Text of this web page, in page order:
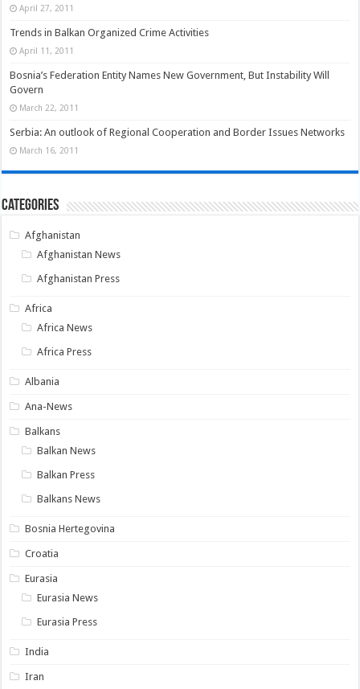
April 27, 2011
Trends in Balkan Organized Crime Activities
April 11, 2011
Bosnia’s Federation Entity Names New Government, But Instability Will
Govern
March 22, 2011
Serbia: An outlook of Regional Cooperation and Border Issues Networks
March 16, 2011
Categories
Afghanistan
Afghanistan News
Afghanistan Press
Africa
Africa News
Africa Press
Albania
Ana-News
Balkans
Balkan News
Balkan Press
Balkans News
Bosnia Hertegovina
Croatia
Eurasia
Eurasia News
Eurasia Press
India
Iran